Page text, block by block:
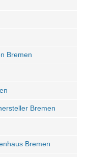
Bremen
Bremen
Bremen